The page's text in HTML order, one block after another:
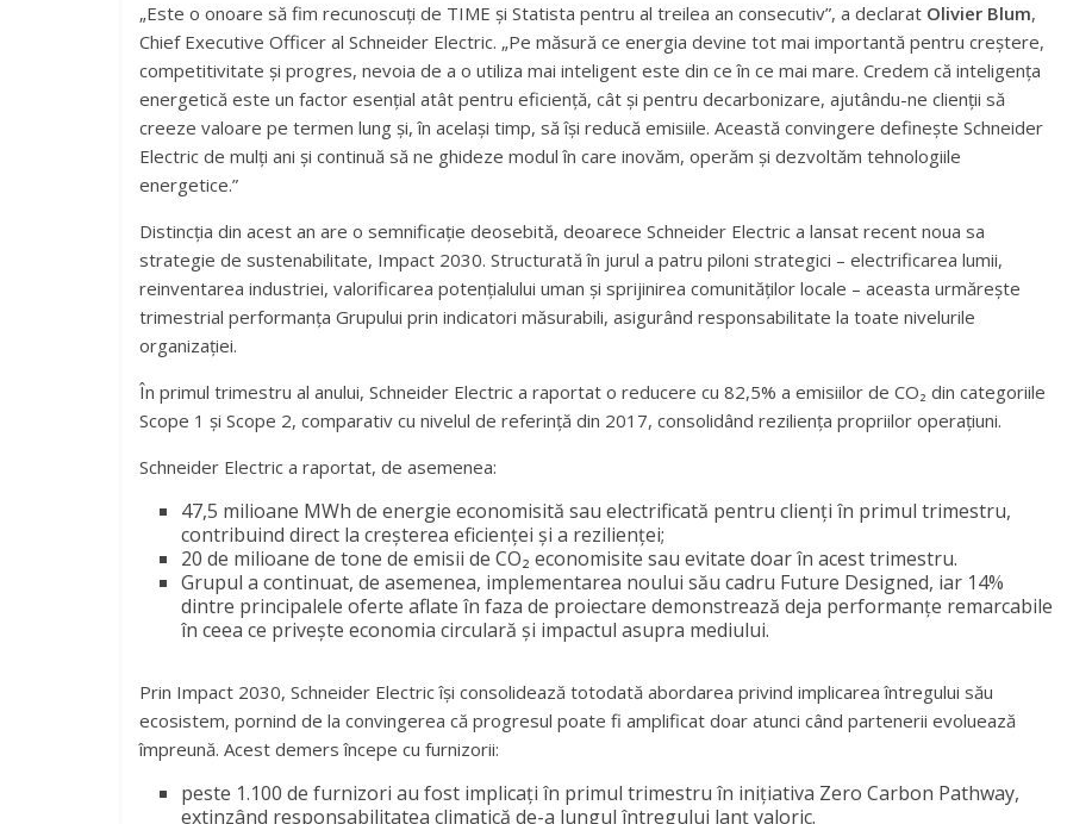
„Este o onoare să fim recunoscuți de TIME și Statista pentru al treilea an consecutiv”, a declarat Olivier Blum,
Chief Executive Officer al Schneider Electric. „Pe măsură ce energia devine tot mai importantă pentru creștere,
competitivitate și progres, nevoia de a o utiliza mai inteligent este din ce în ce mai mare. Credem că inteligența
energetică este un factor esențial atât pentru eficiență, cât și pentru decarbonizare, ajutându-ne clienții să
creeze valoare pe termen lung și, în același timp, să își reducă emisiile. Această convingere definește Schneider
Electric de mulți ani și continuă să ne ghideze modul în care inovăm, operăm și dezvoltăm tehnologiile
energetice.”
Distincția din acest an are o semnificație deosebită, deoarece Schneider Electric a lansat recent noua sa
strategie de sustenabilitate, Impact 2030. Structurată în jurul a patru piloni strategici – electrificarea lumii,
reinventarea industriei, valorificarea potențialului uman și sprijinirea comunităților locale – aceasta urmărește
trimestrial performanța Grupului prin indicatori măsurabili, asigurând responsabilitate la toate nivelurile
organizației.
În primul trimestru al anului, Schneider Electric a raportat o reducere cu 82,5% a emisiilor de CO₂ din categoriile
Scope 1 și Scope 2, comparativ cu nivelul de referință din 2017, consolidând reziliența propriilor operațiuni.
Schneider Electric a raportat, de asemenea:
47,5 milioane MWh de energie economisită sau electrificată pentru clienți în primul trimestru,
contribuind direct la creșterea eficienței și a rezilienței;
20 de milioane de tone de emisii de CO₂ economisite sau evitate doar în acest trimestru.
Grupul a continuat, de asemenea, implementarea noului său cadru Future Designed, iar 14%
dintre principalele oferte aflate în faza de proiectare demonstrează deja performanțe remarcabile
în ceea ce privește economia circulară și impactul asupra mediului.
Prin Impact 2030, Schneider Electric își consolidează totodată abordarea privind implicarea întregului său
ecosistem, pornind de la convingerea că progresul poate fi amplificat doar atunci când partenerii evoluează
împreună. Acest demers începe cu furnizorii:
peste 1.100 de furnizori au fost implicați în primul trimestru în inițiativa Zero Carbon Pathway,
extinzând responsabilitatea climatică de-a lungul întregului lanț valoric.